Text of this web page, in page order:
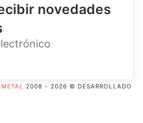
novedades
2008 - 2026 © DESARROLLADO